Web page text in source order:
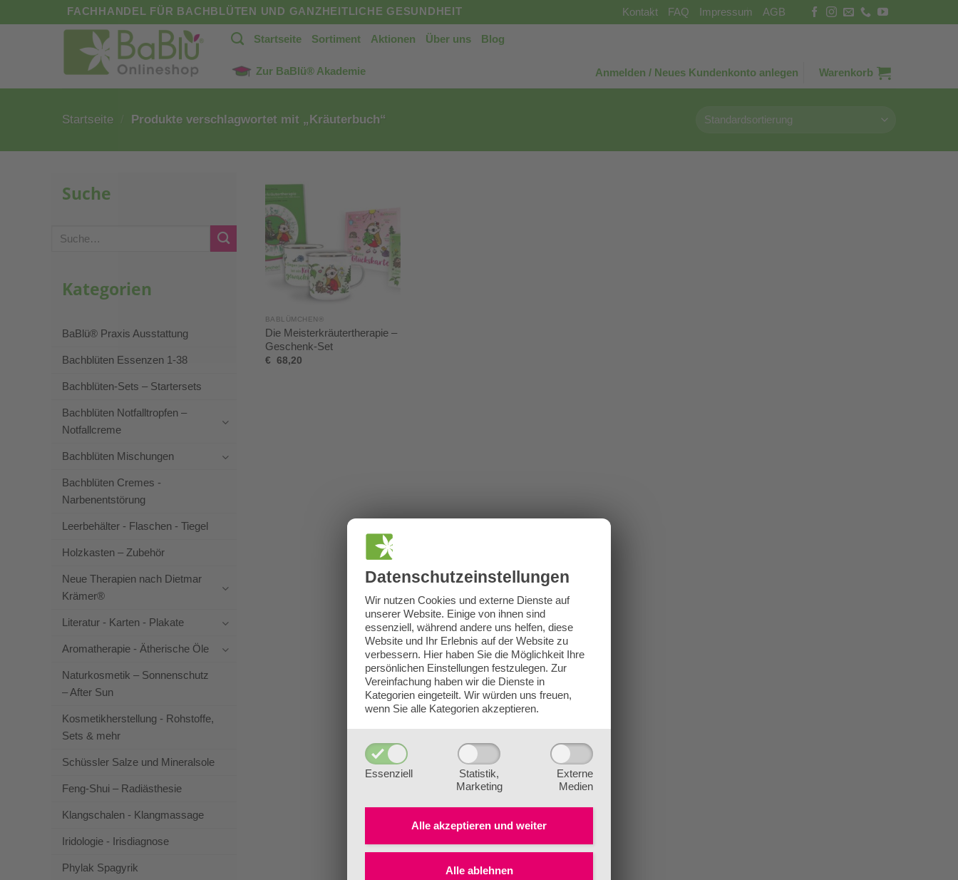
Datenschutz­einstellungen
Wir nutzen Cookies und externe Dienste auf
unserer Website. Einige von ihnen sind
essenziell, während andere uns helfen, diese
Website und Ihr Erlebnis auf der Website zu
verbessern. Hier haben Sie die Möglichkeit Ihre
persönlichen Einstellungen festzulegen. Zur
Vereinfachung haben wir die Dienste in
Kategorien eingeteilt. Wir würden uns freuen,
wenn Sie alle Kategorien akzeptieren.
Essenziell
Statistik,
Marketing
Externe
Medien
Alle akzeptieren und weiter
Alle ablehnen
Inhalt
FACHHANDEL FÜR BACHBLÜTEN UND GANZHEITLICHE GESUNDHEIT Kontakt FAQ Impressum AGB
Startseite Sortiment Aktionen Über uns Blog
Zur BaBlü® Akademie Anmelden / Neues Kundenkonto anlegen Warenkorb
Startseite Produkte verschlagwortet mit „Kräuterbuch“
Suche
Suche
Kategorien
BaBlü® Praxis Ausstattung
Bachblüten Essenzen 1-38
Bachblüten-Sets – Startersets
Bachblüten Notfalltropfen –
Notfallcreme
Bachblüten Mischungen
Bachblüten Cremes -
Narbenentstörung
Leerbehälter - Flaschen - Tiegel
Holzkasten – Zubehör
Neue Therapien nach Dietmar
Krämer®
Literatur - Karten - Plakate
Aromatherapie - Ätherische Öle
Naturkosmetik – Sonnenschutz
– After Sun
Kosmetikherstellung - Rohstoffe,
Sets & mehr
Schüssler Salze und Mineralsole
Feng-Shui – Radiästhesie
Klangschalen - Klangmassage
Iridologie - Irisdiagnose
Phylak Spagyrik
BABLÜMCHEN®
Die Meisterkräutertherapie –
Geschenk-Set
€ 68,20